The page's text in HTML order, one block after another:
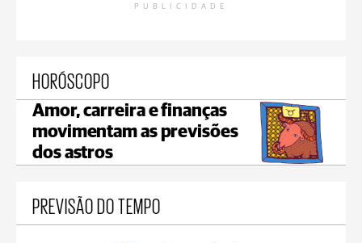
PUBLICIDADE
HORÓSCOPO
Amor, carreira e finanças
movimentam as previsões
dos astros
PREVISÃO DO TEMPO